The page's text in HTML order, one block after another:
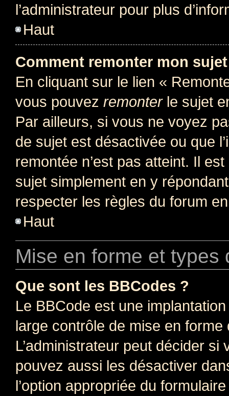
l’administrateur pour plus
Haut
Comment remonter mon
En cliquant sur le lien «
vous pouvez remonterle sujet
Par ailleurs, si vous ne voyez
de sujet est désactivée ou que
remontée n’est pas atteint. Il
sujet simplement en y
respecter les règles du forum
Haut
Mise en forme et types
Que sont les BBCodes ?
Le BBCode est une
large contrôle de mise en forme
L’administrateur peut décider
pouvez aussi les désactiver
l’option appropriée du